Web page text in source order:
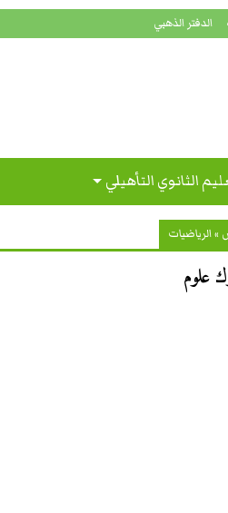
الدفتر الذهبي
الثانوي التأهيلي
»الرياضيات